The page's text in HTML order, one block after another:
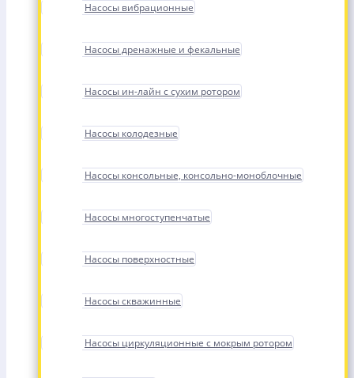
Насосы вибрационные
Насосы дренажные и фекальные
Насосы ин-лайн с сухим ротором
Насосы колодезные
Насосы консольные, консольно-моноблочные
Насосы многоступенчатые
Насосы поверхностные
Насосы скважинные
Насосы циркуляционные с мокрым ротором